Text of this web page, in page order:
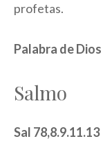
profetas.
Palabra de Dios
Salmo
Sal 78,8.9.11.13